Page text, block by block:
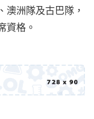
澳洲隊及古巴隊，
資格。